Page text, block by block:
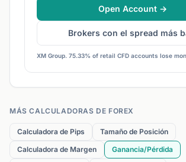
Open Account →
Brokers con el spread más
XM Group. 75.33% of retail CFD accounts lose
MÁS CALCULADORAS DE FOREX
Calculadora de Pips
Tamaño de Posición
Calculadora de Margen
Ganancia/Pérdida